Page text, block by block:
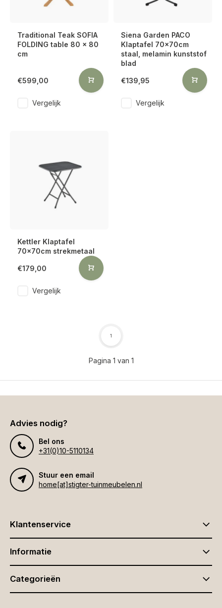
Traditional Teak SOFIA
FOLDING table 80 x 80
cm
€599,00
Vergelijk
Siena Garden PACO
Klaptafel 70x70cm
staal, melamin kunststof
blad
€139,95
Vergelijk
Kettler Klaptafel
70x70cm strekmetaal
€179,00
Vergelijk
Pagina 1 van 1
1
Advies nodig?
Bel ons
+31(0)10-5110134
Stuur een email
home[at]stigter-tuinmeubelen.nl
Klantenservice
Informatie
Categorieën